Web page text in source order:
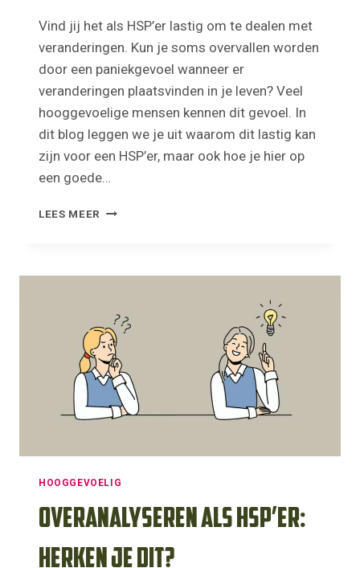
Vind jij het als HSP’er lastig om te dealen met
veranderingen. Kun je soms overvallen worden
door een paniekgevoel wanneer er
veranderingen plaatsvinden in je leven? Veel
hooggevoelige mensen kennen dit gevoel. In
dit blog leggen we je uit waarom dit lastig kan
zijn voor een HSP’er, maar ook hoe je hier op
een goede…
LEES MEER HOE
HSP’ER
VERANDERINGEN?
HOOGGEVOELIG
Overanalyseren als HSP’er:
herken je dit?